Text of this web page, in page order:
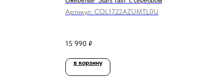
Артикул: COL1722AZUMTL0U
15 990 ₽
в корзину